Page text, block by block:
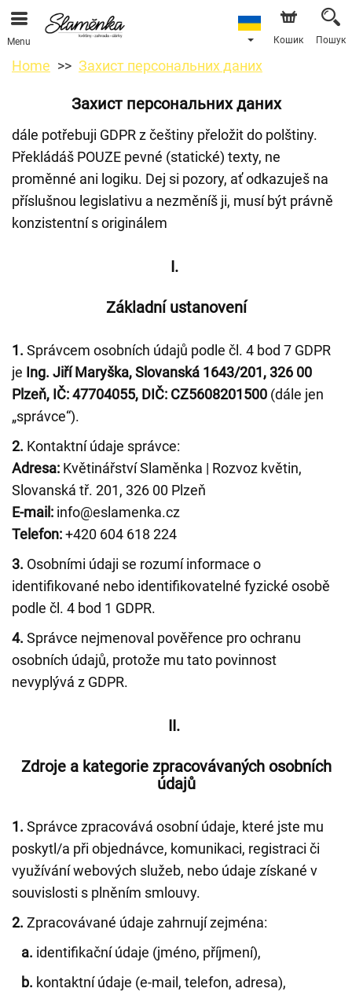
Menu Кошик Пошук
Home Захист персональних даних
Захист персональних даних
dále potřebuji GDPR z češtiny přeložit do polštiny.
Překládáš POUZE pevné (statické) texty, ne
proměnné ani logiku. Dej si pozory, ať odkazuješ na
příslušnou legislativu a nezměníš ji, musí být právně
konzistentní s originálem
I.
Základní ustanovení
1. Správcem osobních údajů podle čl. 4 bod 7 GDPR
je Ing. Jiří Maryška, Slovanská 1643/201, 326 00
Plzeň, IČ: 47704055, DIČ: CZ5608201500 (dále jen
„správce“).
2. Kontaktní údaje správce:
Adresa: Květinářství Slaměnka | Rozvoz květin,
Slovanská tř. 201, 326 00 Plzeň
E-mail: info@eslamenka.cz
Telefon:+420 604 618 224
3. Osobními údaji se rozumí informace o
identifikované nebo identifikovatelné fyzické osobě
podle čl. 4 bod 1 GDPR.
4. Správce nejmenoval pověřence pro ochranu
osobních údajů, protože mu tato povinnost
nevyplývá z GDPR.
II.
Zdroje a kategorie zpracovávaných osobních
údajů
1. Správce zpracovává osobní údaje, které jste mu
poskytl/a při objednávce, komunikaci, registraci či
využívání webových služeb, nebo údaje získané v
souvislosti s plněním smlouvy.
2. Zpracovávané údaje zahrnují zejména:
a. identifikační údaje (jméno, příjmení),
b. kontaktní údaje (e-mail, telefon, adresa),